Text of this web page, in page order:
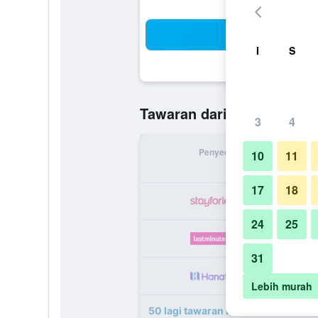
Tawaran daripadaRM 346
Penyedia
50 lagi tawaran Intercontinental
I S
3 4
10 11
17 18
24 25
31
Lebih murah